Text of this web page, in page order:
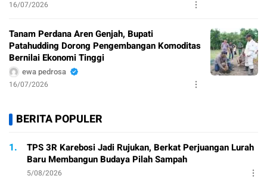
16/07/2026
Tanam Perdana Aren Genjah, Bupati
Patahudding Dorong Pengembangan Komoditas
Bernilai Ekonomi Tinggi
ewa pedrosa
16/07/2026
BERITA POPULER
1.
TPS 3R Karebosi Jadi Rujukan, Berkat Perjuangan Lurah
Baru Membangun Budaya Pilah Sampah
5/08/2026